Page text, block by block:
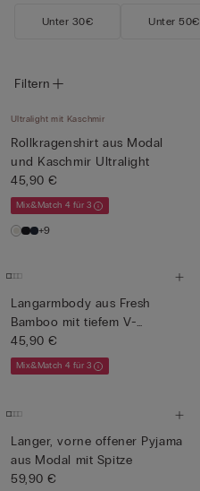
Unter 30€ Unter 50€
Filtern
Ultralight mit Kaschmir
Rollkragenshirt aus Modal
und Kaschmir Ultralight
45,90 €
Mix&Match 4 für 3
+9
Langarmbody aus Fresh
Bamboo mit tiefem V-
Ausschni...
45,90 €
Mix&Match 4 für 3
Langer, vorne offener Pyjama
aus Modal mit Spitze
59,90 €